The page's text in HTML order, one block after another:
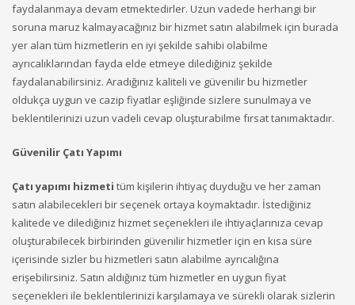
faydalanmaya devam etmektedirler. Uzun vadede herhangi bir
soruna maruz kalmayacağınız bir hizmet satın alabilmek için burada
yer alan tüm hizmetlerin en iyi şekilde sahibi olabilme
ayrıcalıklarından fayda elde etmeye dilediğiniz şekilde
faydalanabilirsiniz. Aradığınız kaliteli ve güvenilir bu hizmetler
oldukça uygun ve cazip fiyatlar eşliğinde sizlere sunulmaya ve
beklentilerinizi uzun vadeli cevap oluşturabilme fırsat tanımaktadır.
Güvenilir Çatı Yapımı
Çatı yapımı hizmeti tüm kişilerin ihtiyaç duyduğu ve her zaman
satın alabilecekleri bir seçenek ortaya koymaktadır. İstediğiniz
kalitede ve dilediğiniz hizmet seçenekleri ile ihtiyaçlarınıza cevap
oluşturabilecek birbirinden güvenilir hizmetler için en kısa süre
içerisinde sizler bu hizmetleri satın alabilme ayrıcalığına
erişebilirsiniz. Satın aldığınız tüm hizmetler en uygun fiyat
seçenekleri ile beklentilerinizi karşılamaya ve sürekli olarak sizlerin